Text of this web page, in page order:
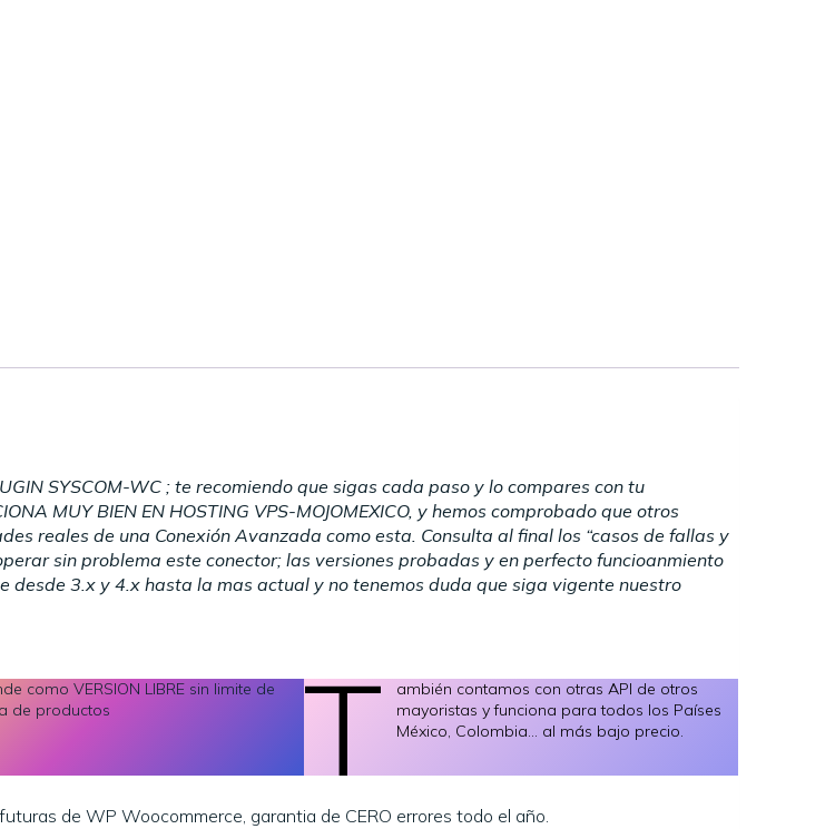
SYSCOM-WC ; te recomiendo que sigas cada paso y lo compares con tu
MUY BIEN EN HOSTING VPS-MOJOMEXICO, y hemos comprobado que otros
reales de una Conexión Avanzada como esta. Consulta al final los “casos de fallas y
sin problema este conector; las versiones probadas y en perfecto funcioanmiento
3.x y 4.x hasta la mas actual y no tenemos duda que siga vigente nuestro
como VERSION LIBRE sin limite de
de productos
t
ambién contamos con otras API de otros
mayoristas y funciona para todos los Países
México, Colombia… al más bajo precio.
de WP Woocommerce, garantia de CERO errores todo el año.